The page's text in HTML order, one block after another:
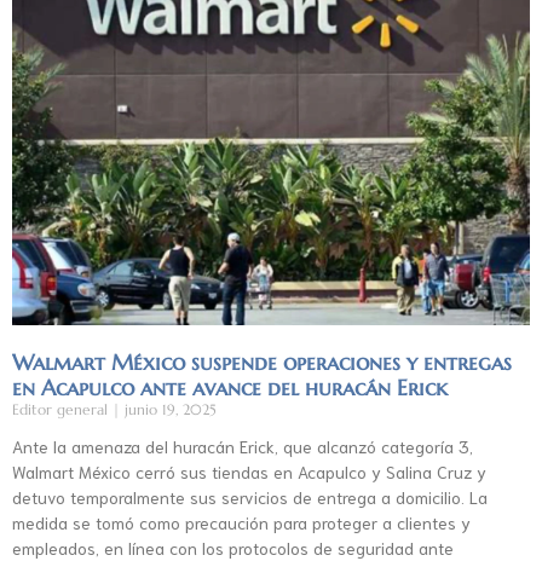
Walmart México suspende operaciones y entregas
en Acapulco ante avance del huracán Erick
Editor general junio 19, 2025
Ante la amenaza del huracán Erick, que alcanzó categoría 3,
Walmart México cerró sus tiendas en Acapulco y Salina Cruz y
detuvo temporalmente sus servicios de entrega a domicilio. La
medida se tomó como precaución para proteger a clientes y
empleados, en línea con los protocolos de seguridad ante